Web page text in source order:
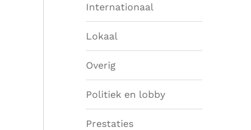
Internationaal
Lokaal
Overig
Politiek en lobby
Prestaties